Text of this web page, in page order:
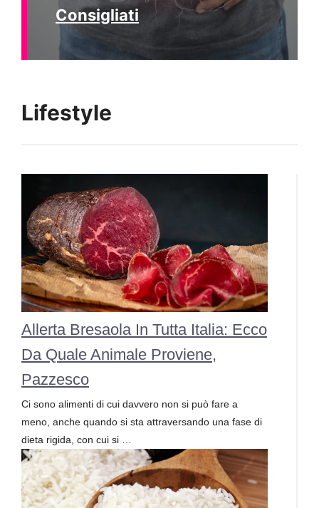
Consigliati
Lifestyle
Allerta Bresaola In Tutta Italia: Ecco
Da Quale Animale Proviene,
Pazzesco
Ci sono alimenti di cui davvero non si può fare a
meno, anche quando si sta attraversando una fase di
dieta rigida, con cui si …